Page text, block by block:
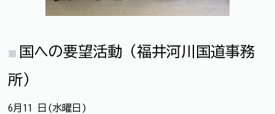
国への要望活動（福井河川国道事務
所）
6月11 日(水曜日)